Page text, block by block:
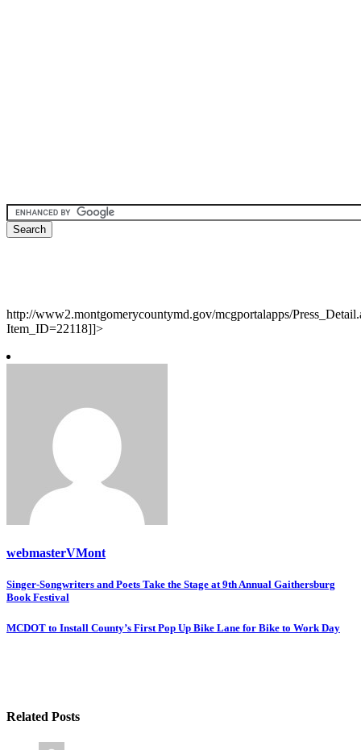
http://www2.montgomerycountymd.gov/mcgportalapps/
Item_ID=22118]]>
webmasterVMont
Post
navigation
Singer-Songwriters and Poets Take the Stage at 9th Annual Gaithersburg
Book Festival
MCDOT to Install County’s First Pop Up Bike Lane for Bike to Work Day
Related Posts